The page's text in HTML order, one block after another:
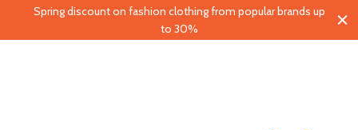
Spring discount on fashion clothing from popular brands up
to 30%